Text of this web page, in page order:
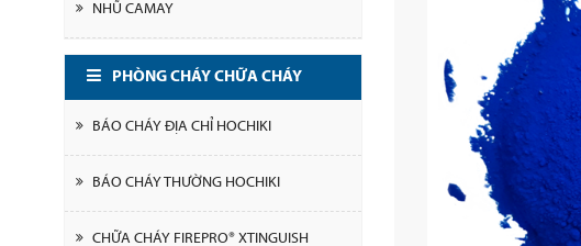
NHŨ CAMAY
PHÒNG CHÁY CHỮA CHÁY
BÁO CHÁY ĐỊA CHỈ HOCHIKI
BÁO CHÁY THƯỜNG HOCHIKI
CHỮA CHÁY FIREPRO® XTINGUISH